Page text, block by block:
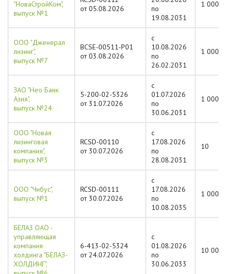
"НоваСтройКом",
выпуск №1
от 05.08.2026
по
19.08.2031
1 000
ООО "Дженерал
лизинг",
выпуск №7
BCSE-00511-P01
от 03.08.2026
с
10.08.2026
по
26.02.2031
1 000
ЗАО "Нео Банк
Азия",
выпуск №24
5-200-02-5326
от 31.07.2026
с
01.07.2026
по
30.06.2031
1 000
ООО "Новая
лизинговая
компания",
выпуск №3
RCSD-00110
от 30.07.2026
с
17.08.2026
по
28.08.2031
10
ООО "Чибус",
выпуск №1
RCSD-00111
от 30.07.2026
с
17.08.2026
по
10.08.2035
1 000
БЕЛАЗ ОАО -
управляющая
компания
холдинга "БЕЛАЗ-
ХОЛДИНГ",
6-413-02-5324
от 24.07.2026
с
01.08.2026
по
30.06.2033
10 000